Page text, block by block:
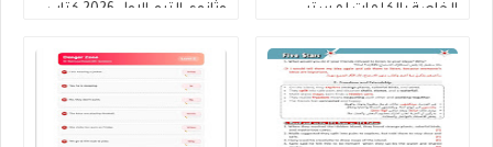
الخاصة بالكلمات لمستر
وثانوي الترم الاول 2026 كتاب